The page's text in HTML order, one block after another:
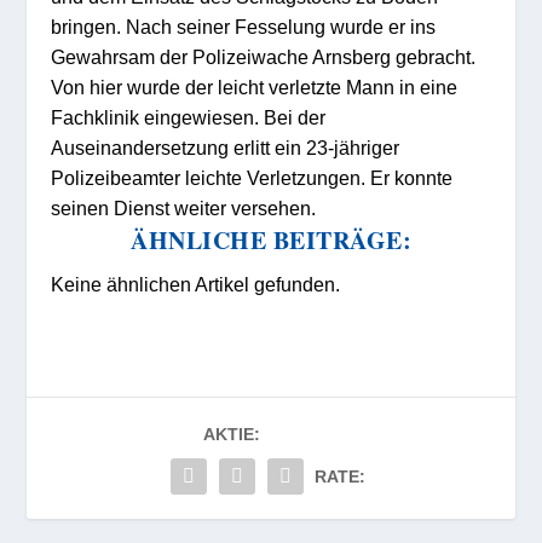
bringen. Nach seiner Fesselung wurde er ins
Gewahrsam der Polizeiwache Arnsberg gebracht.
Von hier wurde der leicht verletzte Mann in eine
Fachklinik eingewiesen. Bei der
Auseinandersetzung erlitt ein 23-jähriger
Polizeibeamter leichte Verletzungen. Er konnte
seinen Dienst weiter versehen.
ÄHNLICHE BEITRÄGE:
Keine ähnlichen Artikel gefunden.
AKTIE:
RATE: